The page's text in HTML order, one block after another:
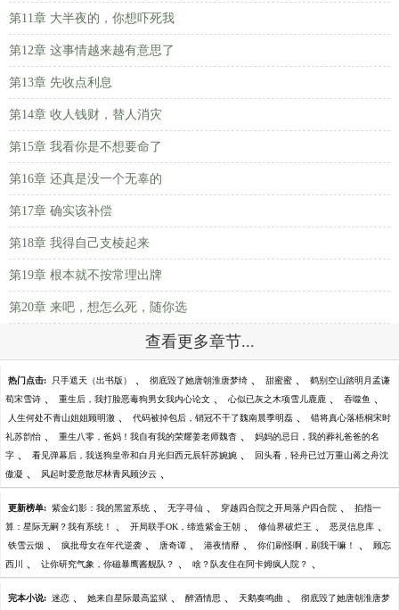
第11章 大半夜的，你想吓死我
第12章 这事情越来越有意思了
第13章 先收点利息
第14章 收人钱财，替人消灾
第15章 我看你是不想要命了
第16章 还真是没一个无辜的
第17章 确实该补偿
第18章 我得自己支棱起来
第19章 根本就不按常理出牌
第20章 来吧，想怎么死，随你选
查看更多章节...
热门点击: 只手遮天（出书版） 、 彻底毁了她唐朝淮唐梦绮 、 甜蜜蜜 、 鹤别空山踏明月孟谦
荀宋雪诗 、 重生后，我打脸恶毒狗男女我内心论文 、 心似已灰之木项雪儿鹿鹿 、 吞噬鱼 、
人生何处不青山姐姐顾明澈 、 代码被掉包后，销冠不干了魏南晨季明磊 、 错将真心落梧桐宋时
礼苏韵怡 、 重生八零，爸妈！我自有我的荣耀姜老师魏杳 、 妈妈的忌日，我的葬礼爸爸的名
字 、 看见弹幕后，我送狗皇帝和白月光归西元辰轩苏婉婉 、 回头看，轻舟已过万重山蒋之舟沈
傲凝 、 风起时爱意散尽林青风顾汐云 、
更新榜单: 紫金幻影：我的黑篮系统 、 无字寻仙 、 穿越四合院之开局落户四合院 、 掐指一
算：星际无嗣？我有系统！ 、 开局联手OK，缔造紫金王朝 、 修仙界破烂王 、 恶灵信息库 、
铁雪云烟 、 疯批母女在年代逆袭 、 唐奇谭 、 港夜情靡 、 你们刷怪啊，刷我干嘛！ 、 顾忘
西川 、 让你研究气象，你磁暴鹰酱舰队？ 、 啥？队友住在阿卡姆疯人院？ 、
完本小说: 迷恋 、 她来自星际最高监狱 、 醉酒情思 、 天鹅奏鸣曲 、 彻底毁了她唐朝淮唐梦